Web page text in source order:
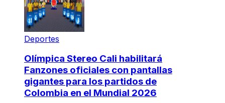
Deportes
Olímpica Stereo Cali habilitará
Fanzones oficiales con pantallas
gigantes para los partidos de
Colombia en el Mundial 2026